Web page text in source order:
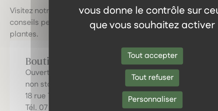
vous donne le contrôle sur
que vous souhaitez activer
Tout accepter
Tout refuser
Personnaliser
Visitez notre boutique physique pour bénéficier de
conseils personnalisés et découvrir le pouvoir des
plantes.
Boutique de Pau
Ouverture du mardi au samedi de 10 h à 19 h
non stop !
18 rue Tran, 64000 Pau
Tél. 07 80 91 68 10